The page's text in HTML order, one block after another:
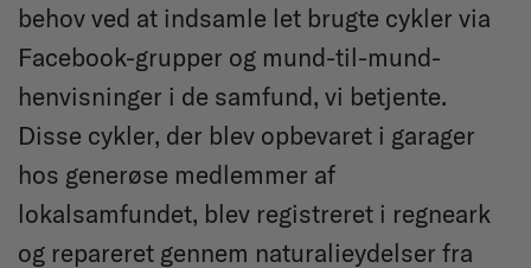
behov ved at indsamle let brugte cykler via
Facebook-grupper og mund-til-mund-
henvisninger i de samfund, vi betjente.
Disse cykler, der blev opbevaret i garager
hos generøse medlemmer af
lokalsamfundet, blev registreret i regneark
og repareret gennem naturalieydelser fra